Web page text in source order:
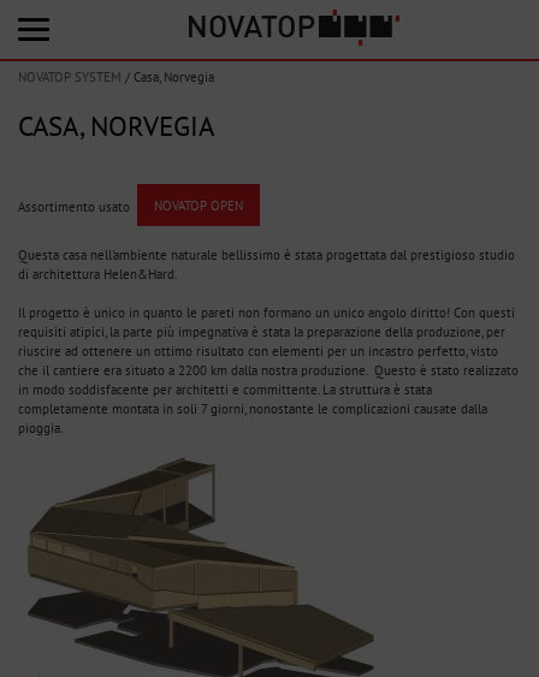
NOVATOP SYSTEM / Casa, Norvegia
CASA, NORVEGIA
Assortimento usato NOVATOP OPEN
Questa casa nell'ambiente naturale bellissimo è stata progettata dal prestigioso studio
di architettura Helen&Hard.
Il progetto è unico in quanto le pareti non formano un unico angolo diritto! Con questi
requisiti atipici, la parte più impegnativa è stata la preparazione della produzione, per
riuscire ad ottenere un ottimo risultato con elementi per un incastro perfetto, visto
che il cantiere era situato a 2200 km dalla nostra produzione. Questo è stato realizzato
in modo soddisfacente per architetti e committente. La struttura è stata
completamente montata in soli 7 giorni, nonostante le complicazioni causate dalla
pioggia.